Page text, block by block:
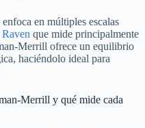
enfoca en múltiples escalas
Raven que mide principalmente
Merrill ofrece un equilibrio
haciéndolo ideal para
Merrill y qué mide cada